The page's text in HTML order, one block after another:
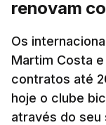
renovam
Os
Martim Costa
contratos até
hoje o clube
através do seu